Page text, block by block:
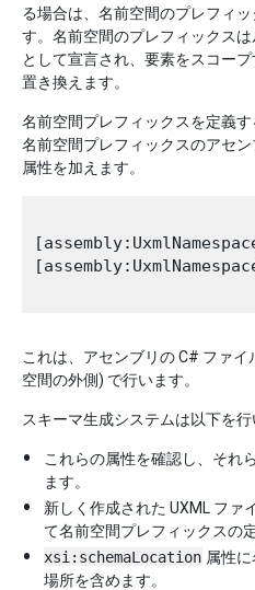
る場合は、名前空間のプレフィ
す。名前空間のプレフィックス
として宣言され、要素をスコー
置き換えます。
名前空間プレフィックスを定義
名前空間プレフィックスのアセン
属性を加えます。
これは、アセンブリの C# ファ
空間の外側) で行います。
スキーマ生成システムは以下を行
これらの属性を確認し、それ
ます。
新しく作成された UXML ファ
て名前空間プレフィックスの
xsi:schemaLocation 属性
場所を含めます。